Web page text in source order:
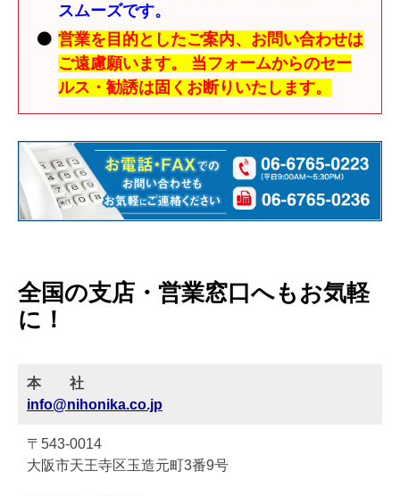
スムーズです。
営業を目的としたご案内、お問い合わせは
ご遠慮願います。 当フォームからのセー
ルス・勧誘は固くお断りいたします。
全国の支店・営業窓口へもお気軽
に！
本 社
info@nihonika.co.jp
〒543-0014
大阪市天王寺区玉造元町3番9号